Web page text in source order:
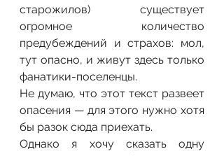
старожилов) существует
огромное количество
предубеждений и страхов: мол,
тут опасно, и живут здесь только
фанатики-поселенцы.
Не думаю, что этот текст развеет
опасения — для этого нужно хотя
бы разок сюда приехать.
Однако я хочу сказать одну